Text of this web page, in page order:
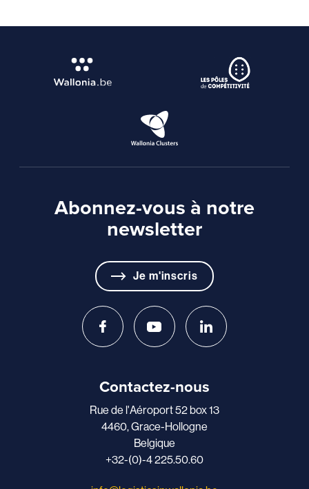
Abonnez-vous à notre
newsletter
Je m'inscris
Contactez-nous
Rue de l'Aéroport 52 box 13
4460, Grace-Hollogne
Belgique
+32-(0)-4 225.50.60